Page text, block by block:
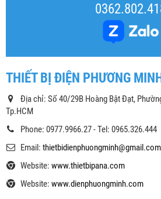
THIẾT BỊ ĐIỆN PHƯƠNG
Địa chỉ: Số 40/29B Hoàng Bật Đạt,
Tp.HCM
Phone: 0977.9966.27 - Tel: 0965.326.444
Email: thietbidienphuongminh@gmail.com
Website: www.thietbipana.com
Website: www.dienphuongminh.com